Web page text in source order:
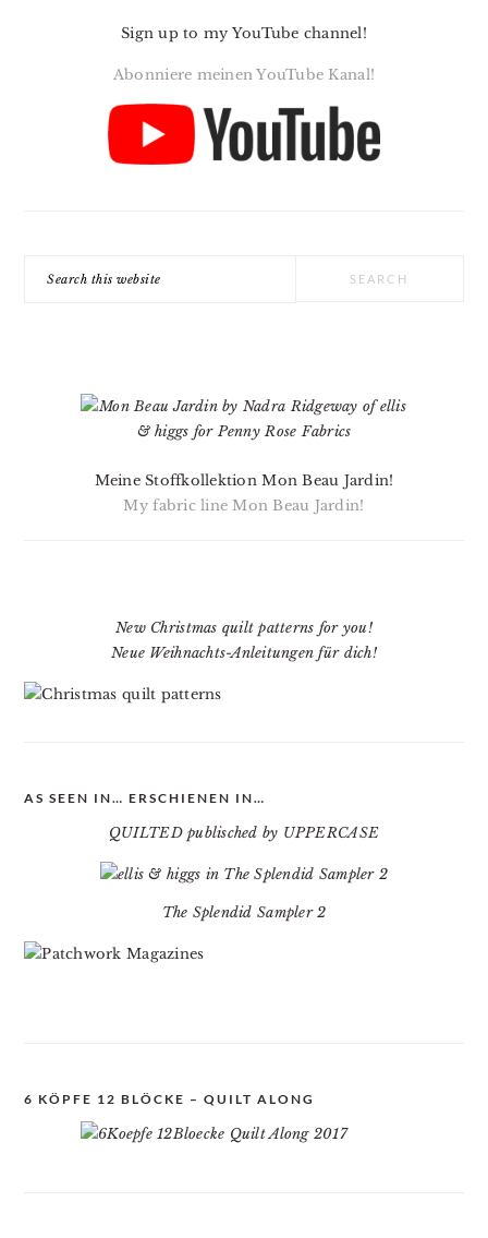
Sign up to my YouTube channel!
Abonniere meinen YouTube Kanal!
Meine Stoffkollektion Mon Beau Jardin!
My fabric line Mon Beau Jardin!
New Christmas quilt patterns for you!
Neue Weihnachts-Anleitungen für dich!
AS SEEN IN… ERSCHIENEN IN…
QUILTED publisched by UPPERCASE
The Splendid Sampler 2
6 KÖPFE 12 BLÖCKE – QUILT ALONG